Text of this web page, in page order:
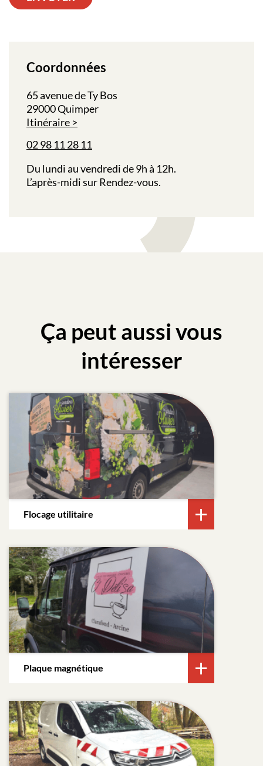
Coordonnées
65 avenue de Ty Bos
29000 Quimper
Itinéraire
02 98 11 28 11
Du lundi au vendredi de 9h à 12h.
L’après-midi sur Rendez-vous.
Ça peut aussi vous
intéresser
Flocage utilitaire
Plaque magnétique